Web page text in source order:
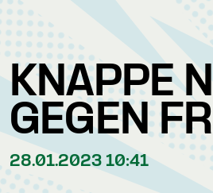
KNAPPE
GEGEN
28.01.2023 10:41